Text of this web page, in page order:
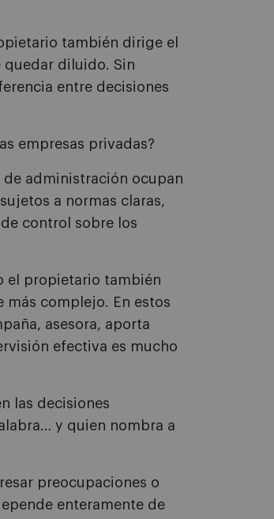
también dirige el
quedar diluido. Sin
entre decisiones
empresas privadas?
de administración ocupan
a normas claras,
control sobre los
el propietario también
complejo. En estos
asesora, aporta
efectiva es mucho
las decisiones
y quien nombra a
preocupaciones o
enteramente de